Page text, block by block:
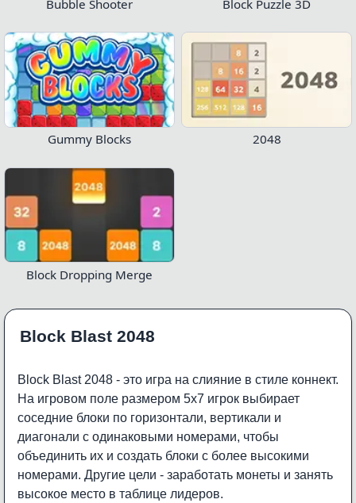
Bubble Shooter Block Puzzle 3D
Gummy Blocks 2048
Block Dropping Merge
Block Blast 2048
Block Blast 2048 - это игра на слияние в стиле коннект.
На игровом поле размером 5x7 игрок выбирает
соседние блоки по горизонтали, вертикали и
диагонали с одинаковыми номерами, чтобы
объединить их и создать блоки с более высокими
номерами. Другие цели - заработать монеты и занять
высокое место в таблице лидеров.